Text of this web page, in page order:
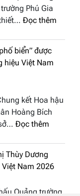
hậu Thương
Đọc thêm
trở
kết Hoa hậu
Miss
hậu Thương hiệu